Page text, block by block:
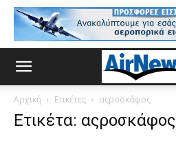
Αρχική Ετικέτες αςροσκάφος
Ετικέτα: αςροσκάφος